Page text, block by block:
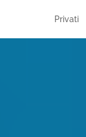
Privati